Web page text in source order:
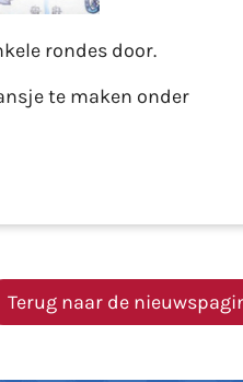
rondes door.
te maken onder
Terug naar de